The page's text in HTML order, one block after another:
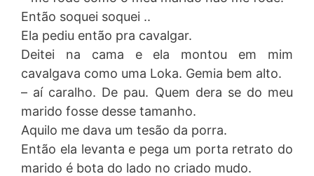
Então soquei soquei ..
Ela pediu então pra cavalgar.
Deitei na cama e ela montou em mim
cavalgava como uma Loka. Gemia bem alto.
– aí caralho. De pau. Quem dera se do meu
marido fosse desse tamanho.
Aquilo me dava um tesão da porra.
Então ela levanta e pega um porta retrato do
marido é bota do lado no criado mudo.